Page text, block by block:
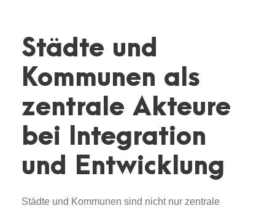
Städte und
Kommunen als
zentrale Akteure
bei Integration
und Entwicklung
Städte und Kommunen sind nicht nur zentrale